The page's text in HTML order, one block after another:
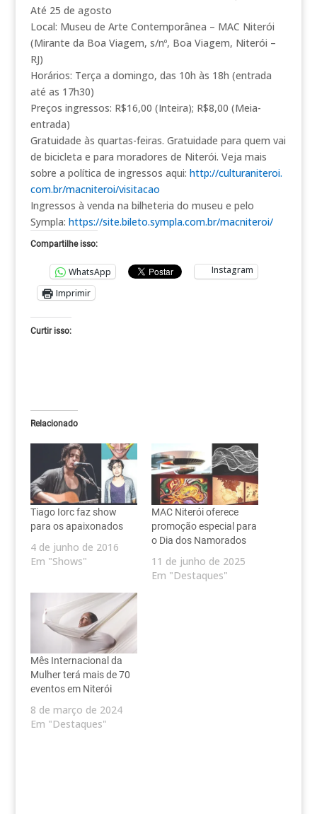
Até 25 de agosto
Local: Museu de Arte Contemporânea – MAC Niterói
(Mirante da Boa Viagem, s/nº, Boa Viagem, Niterói –
RJ)
Horários: Terça a domingo, das 10h às 18h (entrada
até as 17h30)
Preços ingressos: R$16,00 (Inteira); R$8,00 (Meia-
entrada)
Gratuidade às quartas-feiras. Gratuidade para quem vai
de bicicleta e para moradores de Niterói. Veja mais
sobre a política de ingressos aqui: http://culturaniteroi.
com.br/macniteroi/visitacao
Ingressos à venda na bilheteria do museu e pelo
Sympla: https://site.bileto.sympla.com.br/macniteroi/
Compartilhe isso:
WhatsApp
Instagram
Imprimir
Curtir isso:
Relacionado
Tiago Iorc faz show
para os apaixonados
4 de junho de 2016
Em "Shows"
MAC Niterói oferece
promoção especial para
o Dia dos Namorados
11 de junho de 2025
Em "Destaques"
Mês Internacional da
Mulher terá mais de 70
eventos em Niterói
8 de março de 2024
Em "Destaques"